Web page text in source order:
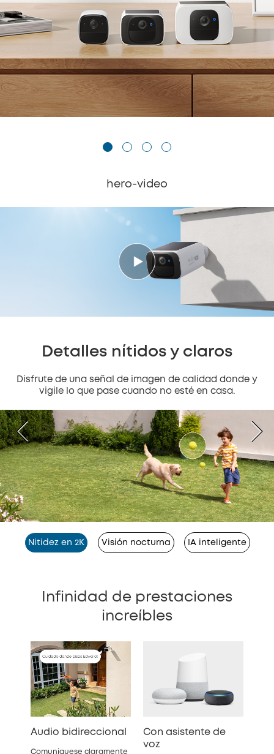
hero-video
Detalles nítidos y claros
Disfrute de una señal de imagen de calidad donde y
vigile lo que pase cuando no esté en casa.
Nitidez en 2K Visión nocturna IA inteligente
Infinidad de prestaciones
increíbles
Audio bidireccional
Comuníquese claramente
Con asistente de
voz